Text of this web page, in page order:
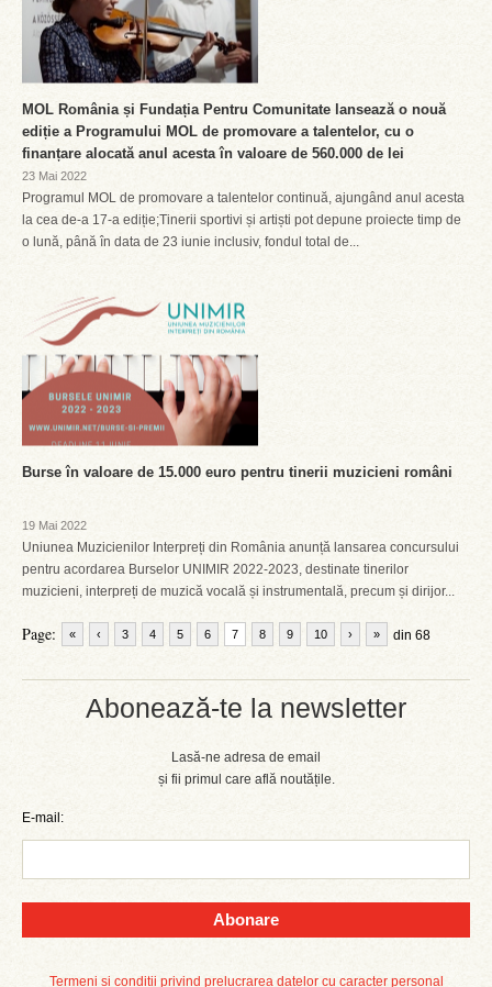
Abonează-te la newsletter
Lasă-ne adresa de email
și fii primul care află noutățile.
E-mail:
Abonare
Termeni și condiții privind prelucrarea datelor cu caracter personal
MOL România și Fundația Pentru Comunitate lansează o nouă
ediție a Programului MOL de promovare a talentelor, cu o
finanțare alocată anul acesta în valoare de 560.000 de lei
23 Mai 2022
Programul MOL de promovare a talentelor continuă, ajungând anul acesta
la cea de-a 17-a ediție;Tinerii sportivi și artiști pot depune proiecte timp de
o lună, până în data de 23 iunie inclusiv, fondul total de...
Burse în valoare de 15.000 euro pentru tinerii muzicieni români
19 Mai 2022
Uniunea Muzicienilor Interpreți din România anunță lansarea concursului
pentru acordarea Burselor UNIMIR 2022-2023, destinate tinerilor
muzicieni, interpreți de muzică vocală și instrumentală, precum și dirijor...
Page: « ‹ 3 4 5 6 7 8 9 10 din 68
› »